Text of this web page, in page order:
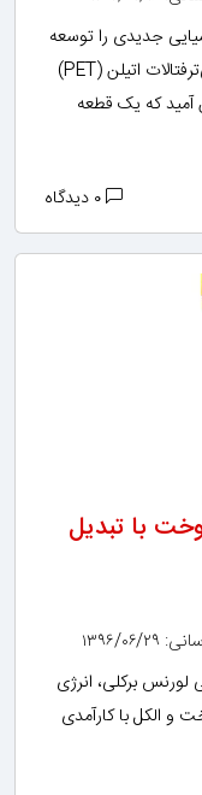
جدیدی را توسعه
داده‌اند که توسط آن پلی استرها، از جمله پلی‌ترفتالات اتیلن (PET)
آمید که یک قطعه
با تبدیل
۰۶/۲۹
لورنس برکلی، انرژی
و الکل با کارآمدی